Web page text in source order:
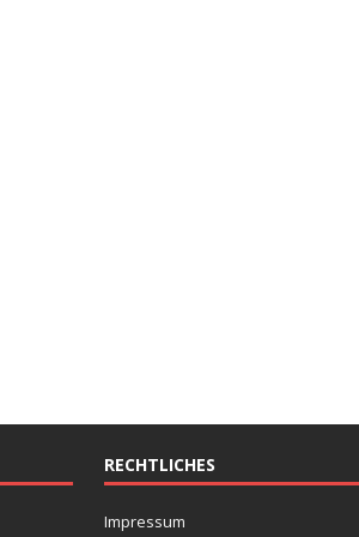
RECHTLICHES
Impressum